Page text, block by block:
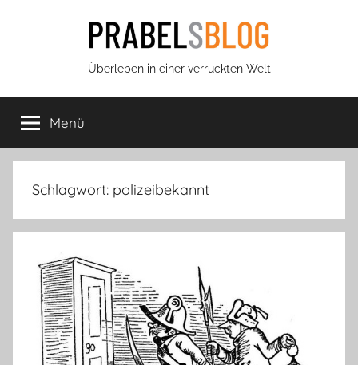
Prabels
Blog
Überleben in einer verrückten Welt
Menü
Schlagwort: polizeibekannt